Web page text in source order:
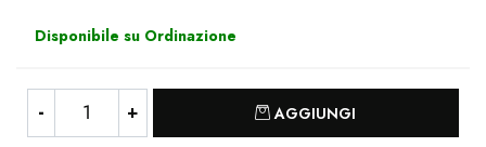
Disponibile su Ordinazione
AGGIUNGI